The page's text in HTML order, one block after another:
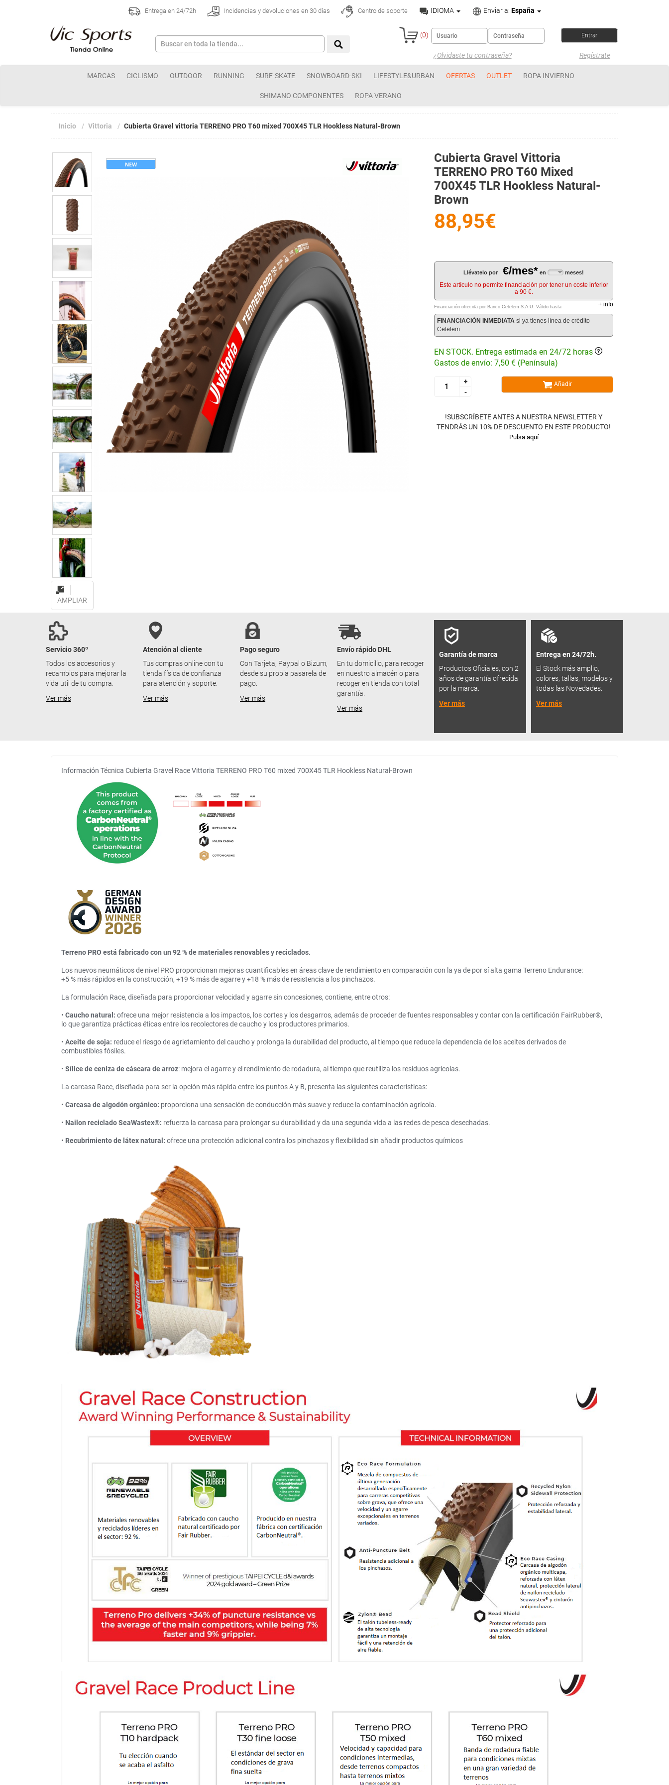
Entrega en 24/72h Incidencias y devoluciones en 30 días Centro de soporte IDIOMA Enviar a: España
(0)
¿Olvidaste tu contraseña? Regístrate
MARCAS CICLISMO OUTDOOR RUNNING SURF-SKATE SNOWBOARD-SKI LIFESTYLE&URBAN OFERTAS OUTLET ROPA INVIERNO
SHIMANO COMPONENTES ROPA VERANO
Inicio Vittoria Cubierta Gravel vittoria TERRENO PRO T60 mixed 700X45 TLR Hookless Natural-Brown
AMPLIAR
Cubierta Gravel Vittoria
TERRENO PRO T60 Mixed
700X45 TLR Hookless Natural-
Brown
88,95€
Llévatelo por €/mes* en meses!
Este artículo no permite financiación por tener un coste inferior
a 90 €.
Financiación ofrecida por Banco Cetelem S.A.U. Válido hasta + info
FINANCIACIÓN INMEDIATA si ya tienes línea de crédito
Cetelem
EN STOCK. Entrega estimada en 24/72 horas
Gastos de envío: 7,50 € (Península)
+
-
+
-
Añadir
!SUBSCRÍBETE ANTES A NUESTRA NEWSLETTER Y
TENDRÁS UN 10% DE DESCUENTO EN ESTE PRODUCTO!
Pulsa aquí
Servicio 360º
Todos los accesorios y
recambios para mejorar la
vida util de tu compra.
Ver más
Atención al cliente
Tus compras online con tu
tienda física de confianza
para atención y soporte.
Ver más
Pago seguro
Con Tarjeta, Paypal o Bizum,
desde su propia pasarela de
pago.
Ver más
Envío rápido DHL
En tu domicilio, para recoger
en nuestro almacén o para
recoger en tienda con total
garantía.
Ver más
Garantía de marca
Productos Oficiales, con 2
años de garantía ofrecida
por la marca.
Ver más
Entrega en 24/72h.
El Stock más amplio,
colores, tallas, modelos y
todas las Novedades.
Ver más
Información Técnica Cubierta Gravel Race Vittoria TERRENO PRO T60 mixed 700X45 TLR Hookless Natural-Brown
Terreno PRO está fabricado con un 92 % de materiales renovables y reciclados.
Los nuevos neumáticos de nivel PRO proporcionan mejoras cuantificables en áreas clave de rendimiento en comparación con la ya de por sí alta gama Terreno Endurance:
+5 % más rápidos en la construcción, +19 % más de agarre y +18 % más de resistencia a los pinchazos.
La formulación Race, diseñada para proporcionar velocidad y agarre sin concesiones, contiene, entre otros:
• Caucho natural: ofrece una mejor resistencia a los impactos, los cortes y los desgarros, además de proceder de fuentes responsables y contar con la certificación FairRubber®,
lo que garantiza prácticas éticas entre los recolectores de caucho y los productores primarios.
• Aceite de soja: reduce el riesgo de agrietamiento del caucho y prolonga la durabilidad del producto, al tiempo que reduce la dependencia de los aceites derivados de
combustibles fósiles.
• Sílice de ceniza de cáscara de arroz: mejora el agarre y el rendimiento de rodadura, al tiempo que reutiliza los residuos agrícolas.
La carcasa Race, diseñada para ser la opción más rápida entre los puntos A y B, presenta las siguientes características:
• Carcasa de algodón orgánico: proporciona una sensación de conducción más suave y reduce la contaminación agrícola.
• Nailon reciclado SeaWastex®: refuerza la carcasa para prolongar su durabilidad y da una segunda vida a las redes de pesca desechadas.
• Recubrimiento de látex natural: ofrece una protección adicional contra los pinchazos y flexibilidad sin añadir productos químicos